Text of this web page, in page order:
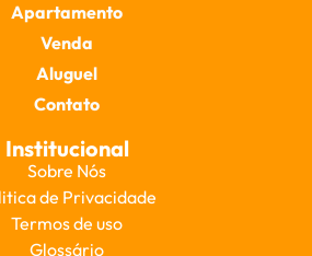
Apartamento
Venda
Aluguel
Contato
Institucional
Sobre Nós
de Privacidade
Termos de uso
Glossário